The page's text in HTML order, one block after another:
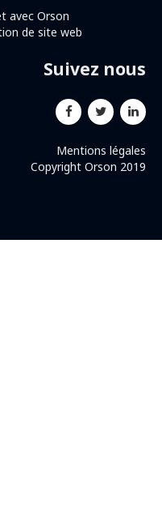
avec Orson
de site web
Suivez nous
Mentions légales
Copyright Orson 2019